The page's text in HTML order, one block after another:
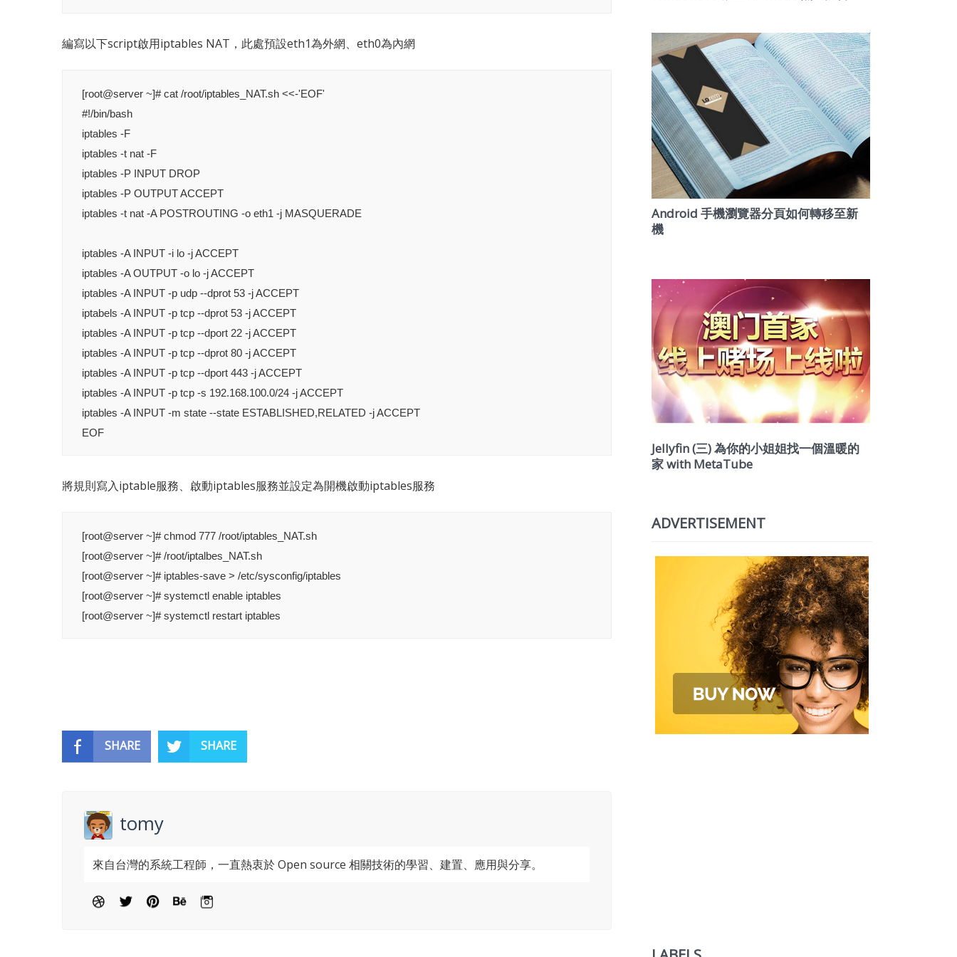
編寫以下script啟用iptables NAT，此處預設eth1為外網、eth0為內網
[root@server ~]# cat /root/iptables_NAT.sh <<-'EOF'
#!/bin/bash
iptables -F
iptables -t nat -F
iptables -P INPUT DROP
iptables -P OUTPUT ACCEPT
iptables -t nat -A POSTROUTING -o eth1 -j MASQUERADE
iptables -A INPUT -i lo -j ACCEPT
iptables -A OUTPUT -o lo -j ACCEPT
iptables -A INPUT -p udp --dprot 53 -j ACCEPT
iptabels -A INPUT -p tcp --dprot 53 -j ACCEPT
iptables -A INPUT -p tcp --dport 22 -j ACCEPT
iptables -A INPUT -p tcp --dprot 80 -j ACCEPT
iptables -A INPUT -p tcp --dport 443 -j ACCEPT
iptables -A INPUT -p tcp -s 192.168.100.0/24 -j ACCEPT
iptables -A INPUT -m state --state ESTABLISHED,RELATED -j ACCEPT
EOF
將規則寫入iptable服務、啟動iptables服務並設定為開機啟動iptables服務
[root@server ~]# chmod 777 /root/iptables_NAT.sh
[root@server ~]# /root/iptalbes_NAT.sh
[root@server ~]# iptables-save > /etc/sysconfig/iptables
[root@server ~]# systemctl enable iptables
[root@server ~]# systemctl restart iptables
SHARE SHARE
tomy
來自台灣的系統工程師，一直熱衷於 Open source 相關技術的學習、建置、應用與分享。
Android 手機瀏覽器分頁如何轉移至新
機
Jellyfin (三) 為你的小姐姐找一個溫暖的
家 with MetaTube
ADVERTISEMENT